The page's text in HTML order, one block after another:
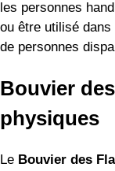
les personnes
ou être utilisé
de personnes
Bouvier
physiques
Le Bouvier des